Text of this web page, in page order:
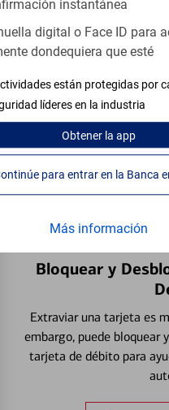
instantánea
digital o Face ID para
dondequiera que esté
están protegidas por
líderes en la industria
Obtenerla app
Más información
Bloquear y
Extraviar una tarjeta es
embargo, puede bloquear
tarjeta de débito para